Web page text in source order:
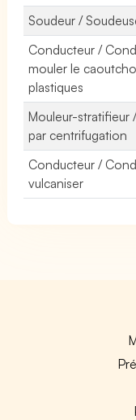
Soudeur /
Conducteur /
mouler le
plastiques
Mouleur-stratifieur
par centrifugation
Conducteur /
vulcaniser